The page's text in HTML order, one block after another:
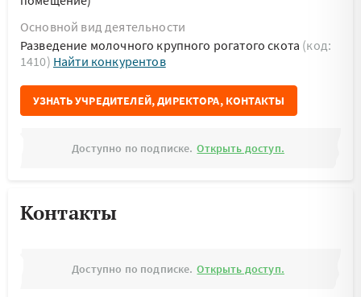
Основной вид деятельности
Разведение молочного крупного рогатого скота (код:
1410) Найти конкурентов
УЗНАТЬ УЧРЕДИТЕЛЕЙ, ДИРЕКТОРА, КОНТАКТЫ
Доступно по подписке. Открыть доступ.
Контакты
Доступно по подписке. Открыть доступ.